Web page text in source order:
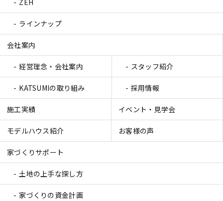
ZEH
ラインナップ
会社案内
経営理念・会社案内 スタッフ紹介
KATSUMIの取り組み 採用情報
施工実績 イベント・見学会
モデルハウス紹介 お客様の声
家づくりサポート
土地の上手な探し方
家づくりの資金計画